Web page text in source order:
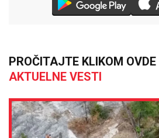
PROČITAJTE KLIKOM OVDE
AKTUELNE VESTI